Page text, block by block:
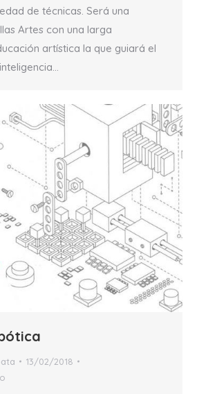
de técnicas. Será una
Artes con una larga
artística la que guiará el
13/02/2018